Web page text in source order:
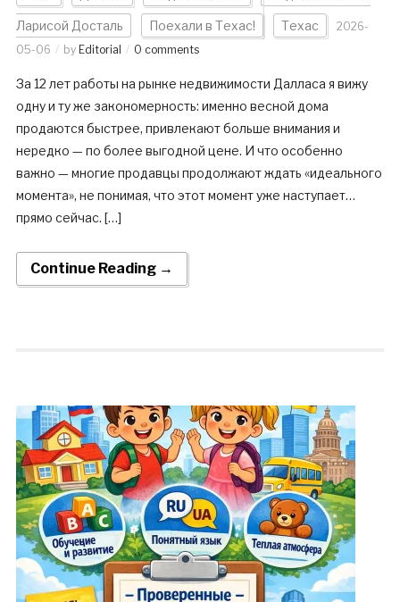
Ларисой Досталь Поехали в Техас! Техас
2026-
05-06
by Editorial 0 comments
За 12 лет работы на рынке недвижимости Далласа я вижу
одну и ту же закономерность: именно весной дома
продаются быстрее, привлекают больше внимания и
нередко — по более выгодной цене. И что особенно
важно — многие продавцы продолжают ждать «идеального
момента», не понимая, что этот момент уже наступает…
прямо сейчас. […]
Continue Reading →